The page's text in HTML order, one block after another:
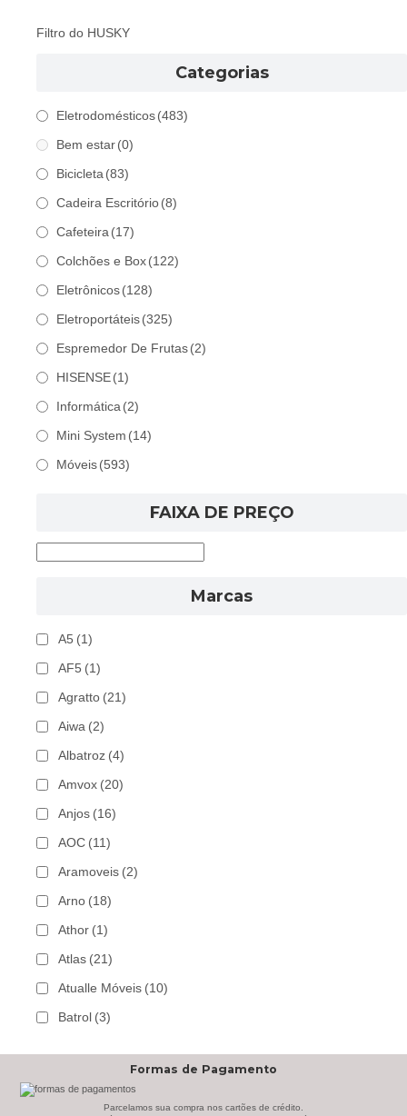
Filtro do HUSKY
Categorias
Eletrodomésticos (483)
Bem estar (0)
Bicicleta (83)
Cadeira Escritório (8)
Cafeteira (17)
Colchões e Box (122)
Eletrônicos (128)
Eletroportáteis (325)
Espremedor De Frutas (2)
HISENSE (1)
Informática (2)
Mini System (14)
Móveis (593)
FAIXA DE PREÇO
Marcas
A5 (1)
AF5 (1)
Agratto (21)
Aiwa (2)
Albatroz (4)
Amvox (20)
Anjos (16)
AOC (11)
Aramoveis (2)
Arno (18)
Athor (1)
Atlas (21)
Atualle Móveis (10)
Batrol (3)
Bem Estar Clima (2)
Formas de Pagamento
Parcelamos sua compra nos cartões de crédito.